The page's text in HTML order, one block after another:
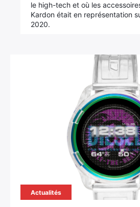
le high-tech et où les
Kardon était en représentation
2020.
Actualités